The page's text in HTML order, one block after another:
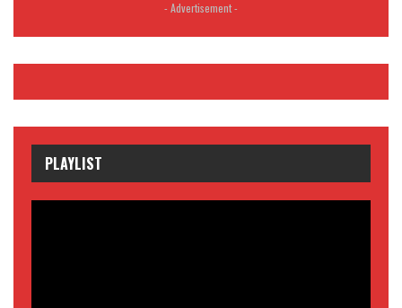
- Advertisement -
PLAYLIST